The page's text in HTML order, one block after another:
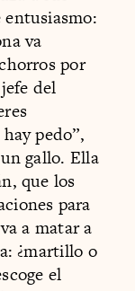
entusiasmo:
va
por
del
pedo”,
gallo. Ella
que los
para
a matar a
¿martillo o
el